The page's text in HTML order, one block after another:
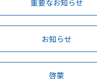
お知らせ
啓蒙